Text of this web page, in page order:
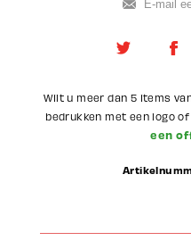
Wilt u meer dan 5 items
bedrukken met een logo
een